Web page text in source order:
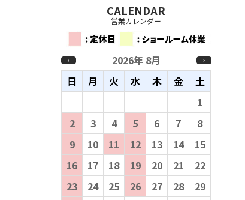
CALENDAR
営業カレンダー
‹ 2026年 8月 ›
日 月 火 水 木 金
土
1
2
3 4 5 6 7
8
9
10 11 12 13 14
15
16
17 18 19 20 21
22
23
24 25 26 27 28 29